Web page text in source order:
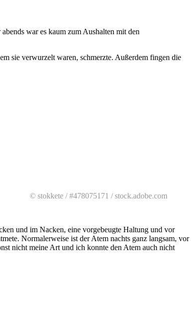
war es kaum zum Aushalten mit den
sie verwurzelt waren, schmerzte. Außerdem fingen die
© stokkete / #478075171 / stock.adobe.com
und im Nacken, eine vorgebeugte Haltung und vor
Normalerweise ist der Atem nachts ganz langsam, vor
nicht meine Art und ich konnte den Atem auch nicht